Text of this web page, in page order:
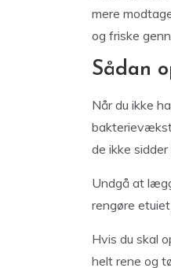
mere
og friske
Sådan
Når du ikke
de ikke
Undgå at
rengøre
Hvis du skal
helt rene og